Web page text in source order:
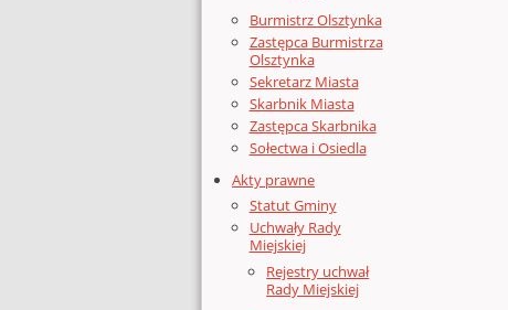
Burmistrz Olsztynka
Zastępca Burmistrza
Olsztynka
Sekretarz Miasta
Skarbnik Miasta
Zastępca Skarbnika
Sołectwa i Osiedla
Akty prawne
Statut Gminy
Uchwały Rady
Miejskiej
Rejestry uchwał
Rady Miejskiej